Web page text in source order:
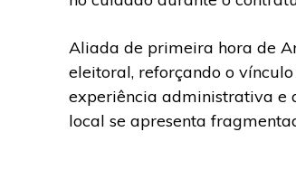
Aliada de primeira hora de
eleitoral, reforçando o
experiência administrativa e
local se apresenta